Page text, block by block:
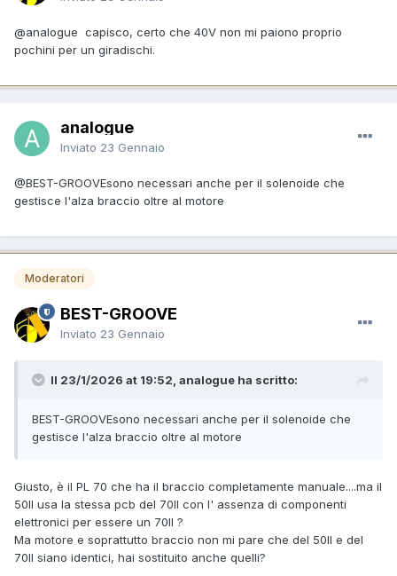
@analogue capisco, certo che 40V non mi paiono proprio
pochini per un giradischi.
analogue
Inviato 23 Gennaio
@BEST-GROOVEsono necessari anche per il solenoide che
gestisce l'alza braccio oltre al motore
Moderatori
BEST-GROOVE
Inviato 23 Gennaio
Il 23/1/2026 at 19:52, analogue ha scritto:
BEST-GROOVEsono necessari anche per il solenoide che
gestisce l'alza braccio oltre al motore
Giusto, è il PL 70 che ha il braccio completamente manuale....ma il
50II usa la stessa pcb del 70II con l' assenza di componenti
elettronici per essere un 70II ?
Ma motore e soprattutto braccio non mi pare che del 50II e del
70II siano identici, hai sostituito anche quelli?